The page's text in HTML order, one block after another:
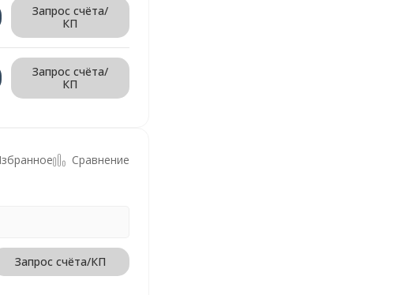
Запрос счёта/
КП
Запрос счёта/
КП
Сравнение
Запрос счёта/КП